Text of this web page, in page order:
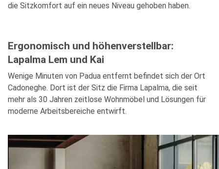
die Sitzkomfort auf ein neues Niveau gehoben haben.
Ergonomisch und höhenverstellbar:
Lapalma Lem und Kai
Wenige Minuten von Padua entfernt befindet sich der Ort
Cadoneghe. Dort ist der Sitz die Firma Lapalma, die seit
mehr als 30 Jahren zeitlose Wohnmöbel und Lösungen für
moderne Arbeitsbereiche entwirft.